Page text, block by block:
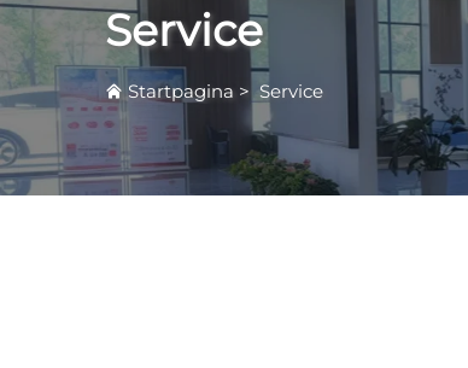
Service
Startpagina > Service